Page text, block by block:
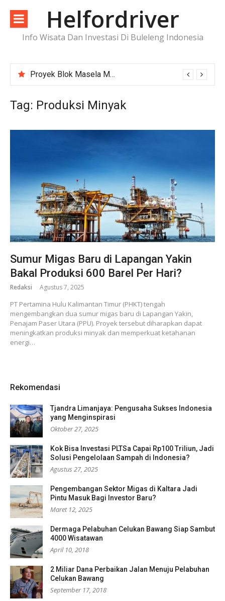
konten
Helfordriver
Info Wisata Dan Investasi Di Buleleng Indonesia
Proyek Blok Masela Makin Dekat ke FID, Investasi Raksasa Siap Menggerakkan Industri Energi
Tag: Produksi Minyak
Sumur Migas Baru di Lapangan Yakin
Bakal Produksi 600 Barel Per Hari?
Redaksi Agustus 7, 2025
PT Pertamina Hulu Kalimantan Timur (PHKT) tengah
mengembangkan dua sumur migas baru di Lapangan Yakin,
Penajam Paser Utara (PPU). Proyek tersebut diharapkan dapat
meningkatkan produksi minyak dan memperkuat ketahanan
energi…
Rekomendasi
Tjandra Limanjaya: Pengusaha Sukses Indonesia
yang Menginspirasi
Oktober 27, 2025
Kok Bisa Investasi PLTSa Capai Rp100 Triliun, Jadi
Solusi Pengelolaan Sampah di Indonesia?
Agustus 27, 2025
Pengembangan Sektor Migas di Kaltara Jadi
Pintu Masuk Bagi Investor Baru?
Maret 12, 2025
Dermaga Pelabuhan Celukan Bawang Siap Sambut
4000 Wisatawan
April 10, 2018
2 Miliar Dana Perbaikan Jalan Menuju Pelabuhan
Celukan Bawang
September 17, 2018